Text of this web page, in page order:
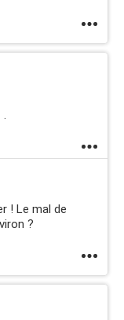
.
! Le mal de
?